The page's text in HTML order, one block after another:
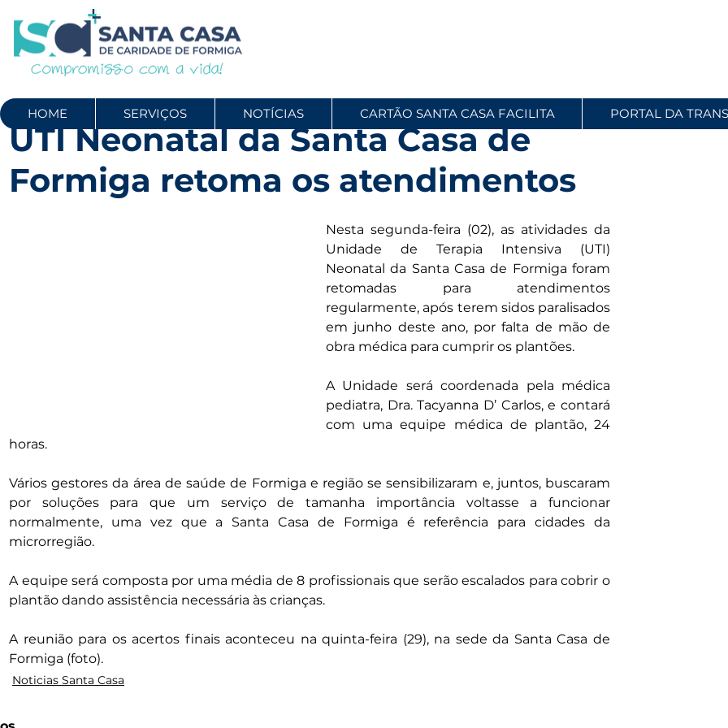
HOME SERVIÇOS NOTÍCIAS CARTÃO SANTA CASA FACILITA PORTAL DA
UTI Neonatal da Santa Casa de
Formiga retoma os atendimentos
Nesta segunda-feira (02), as atividades da
Unidade de Terapia Intensiva (UTI)
Neonatal da Santa Casa de Formiga foram
retomadas para atendimentos
regularmente, após terem sidos paralisados
em junho deste ano, por falta de mão de
obra médica para cumprir os plantões.
A Unidade será coordenada pela médica
pediatra, Dra. Tacyanna D’ Carlos, e contará
com uma equipe médica de plantão, 24
horas.
Vários gestores da área de saúde de Formiga e região se sensibilizaram e, juntos, buscaram
por soluções para que um serviço de tamanha importância voltasse a funcionar
normalmente, uma vez que a Santa Casa de Formiga é referência para cidades da
microrregião.
A equipe será composta por uma média de 8 profissionais que serão escalados para cobrir o
plantão dando assistência necessária às crianças.
A reunião para os acertos finais aconteceu na quinta-feira (29), na sede da Santa Casa de
Formiga (foto).
Noticias Santa Casa